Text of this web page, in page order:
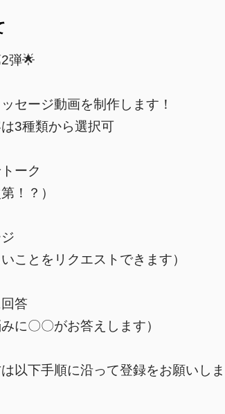
弾🌟
セージ動画を制作します！
3種類から選択可
ーク
！？）
ことをリクエストできます）
答
に〇〇がお答えします）
以下手順に沿って登録をお願いしま